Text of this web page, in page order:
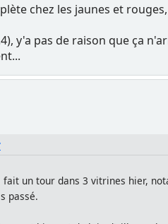
chez les jaunes et
y'a pas de raison que ça
un tour dans 3 vitrines hier,
passé.